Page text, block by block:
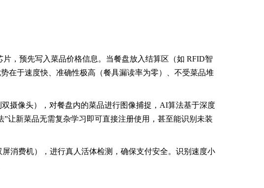
，预先写入菜品价格信息。当餐盘放入结算区（如 RFID智
在于速度快、准确性极高（餐具漏读率为零）、不受菜品堆
摄像头），对餐盘内的菜品进行图像捕捉，AI算法基于深度
让新菜品无需复杂学习即可直接注册使用，甚至能识别未装
消费机），进行真人活体检测，确保支付安全。识别速度小